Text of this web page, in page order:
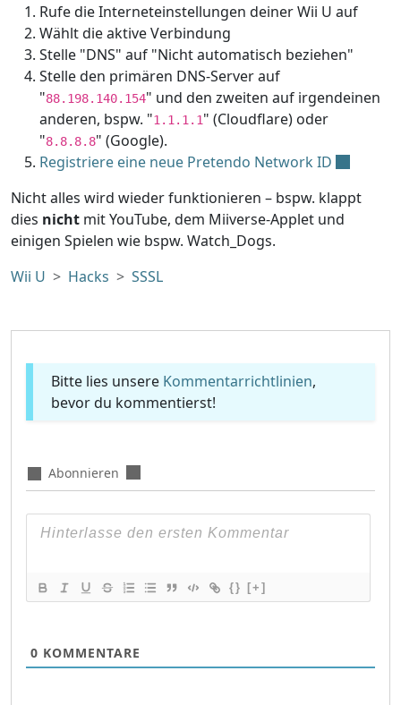
Rufe die Interneteinstellungen deiner Wii U auf
Wählt die aktive Verbindung
Stelle "DNS" auf "Nicht automatisch beziehen"
Stelle den primären DNS-Server auf
"88.198.140.154" und den zweiten auf irgendeinen
anderen, bspw. "1.1.1.1" (Cloudflare) oder
"8.8.8.8" (Google).
Registriere eine neue Pretendo Network ID
Nicht alles wird wieder funktionieren – bspw. klappt
dies nicht mit YouTube, dem Miiverse-Applet und
einigen Spielen wie bspw. Watch_Dogs.
Wii U
Hacks SSSL
Bitte lies unsere Kommentarrichtlinien,
bevor du kommentierst!
Abonnieren
{} [+]
0 KOMMENTARE